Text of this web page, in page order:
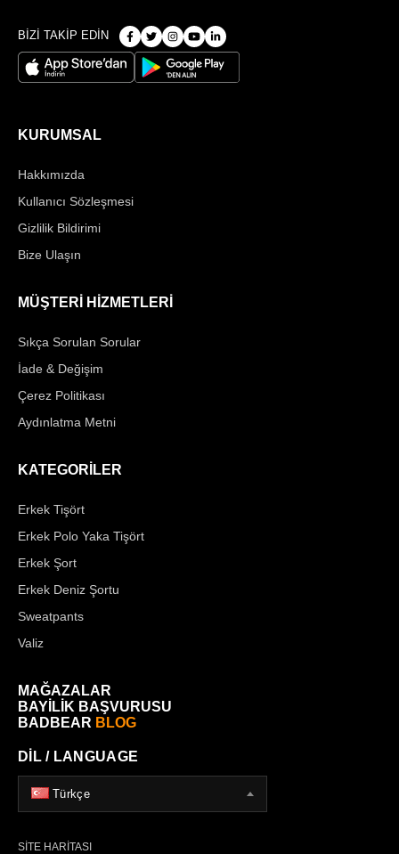
BİZİ TAKİP EDİN
KURUMSAL
Hakkımızda
Kullanıcı Sözleşmesi
Gizlilik Bildirimi
Bize Ulaşın
MÜŞTERİ HİZMETLERİ
Sıkça Sorulan Sorular
İade & Değişim
Çerez Politikası
Aydınlatma Metni
KATEGORİLER
Erkek Tişört
Erkek Polo Yaka Tişört
Erkek Şort
Erkek Deniz Şortu
Sweatpants
Valiz
MAĞAZALAR
BAYİLİK BAŞVURUSU
BADBEAR BLOG
DİL / LANGUAGE
Türkçe
SİTE HARİTASI